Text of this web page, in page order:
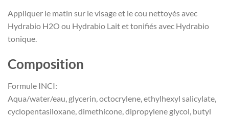
Appliquer le matin sur le visage et le cou nettoyés avec
Hydrabio H2O ou Hydrabio Lait et tonifiés avec Hydrabio
tonique.
Composition
Formule INCI:
Aqua/water/eau, glycerin, octocrylene, ethylhexyl salicylate,
cyclopentasiloxane, dimethicone, dipropylene glycol, butyl